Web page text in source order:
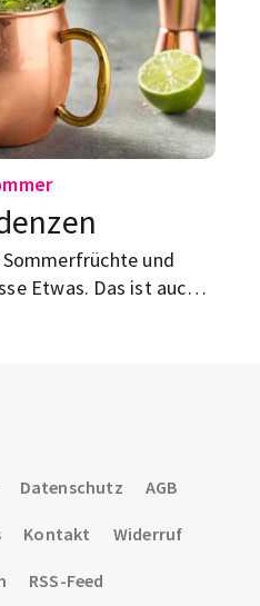
und
Etwas. Das ist auch
Datenschutz AGB
Kontakt Widerruf
RSS-Feed